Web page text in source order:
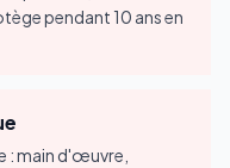
pendant 10 ans en
: main d'œuvre,